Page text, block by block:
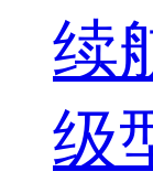
续
级